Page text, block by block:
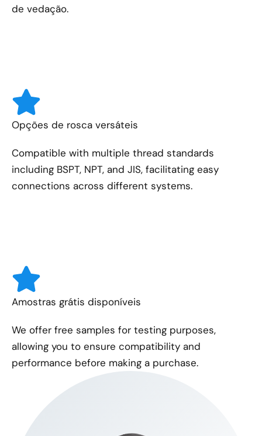
de vedação.
Opções de rosca versáteis
Compatible with multiple thread standards
including BSPT, NPT, and JIS, facilitating easy
connections across different systems.
Amostras grátis disponíveis
We offer free samples for testing purposes,
allowing you to ensure compatibility and
performance before making a purchase.